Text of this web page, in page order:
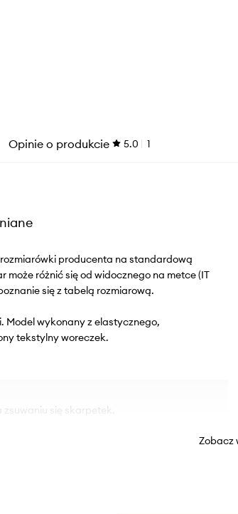
Opinie o produkcie 5.0 1
producenta na standardową
różnić się od widocznego na metce (IT
się z tabelą rozmiarową.
Model wykonany z elastycznego,
tekstylny woreczek.
się skarpetek.
Zobacz